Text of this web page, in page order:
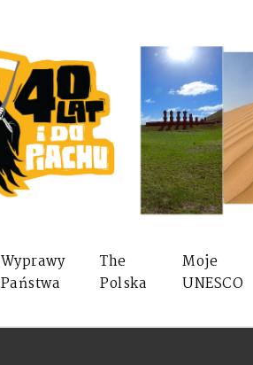
Wyprawy
Państwa
The
Polska
Moje
UNESCO